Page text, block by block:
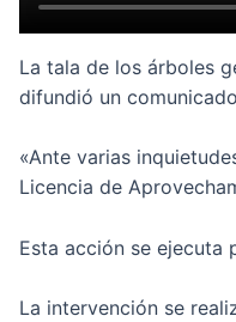
La tala de los árboles
difundió un
«Ante varias
Licencia de
Esta acción se ejecuta
La intervención se